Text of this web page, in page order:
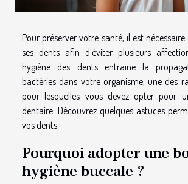
Pour préserver votre santé, il est
ses dents afin d’éviter plusieurs
hygiène des dents entraine la
bactéries dans votre organisme, une des
pour lesquelles vous devez opter pour
dentaire. Découvrez quelques astuces
vos dents.
Pourquoi adopter une
hygiène buccale ?